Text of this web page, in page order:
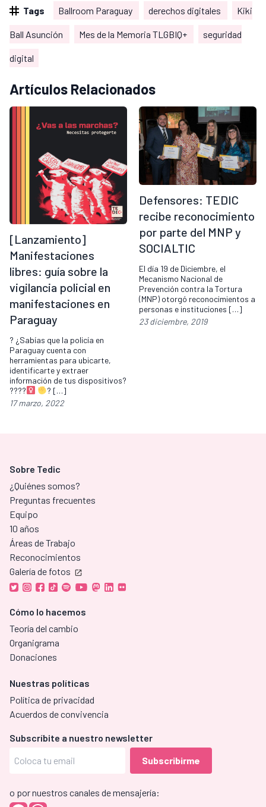
Tags Ballroom Paraguay derechos digitales Kiki
Ball Asunción Mes de la Memoria TLGBIQ+ seguridad
digital
Artículos Relacionados
[Lanzamiento]
Manifestaciones
libres: guía sobre la
vigilancia policial en
manifestaciones en
Paraguay
? ¿Sabías que la policía en
Paraguay cuenta con
herramientas para ubicarte,
identificarte y extraer
información de tus dispositivos?
????‍
? […]
17 marzo, 2022
Defensores: TEDIC
recibe reconocimiento
por parte del MNP y
SOCIALTIC
El día 19 de Diciembre, el
Mecanismo Nacional de
Prevención contra la Tortura
(MNP) otorgó reconocimientos a
personas e instituciones […]
23 diciembre, 2019
Sobre Tedic
¿Quiénes somos?
Preguntas frecuentes
Equipo
10 años
Áreas de Trabajo
Reconocimientos
Galería de fotos
Cómo lo hacemos
Teoría del cambio
Organigrama
Donaciones
Nuestras políticas
Política de privacidad
Acuerdos de convivencia
Subscríbite a nuestro newsletter
o por nuestros canales de mensajería: